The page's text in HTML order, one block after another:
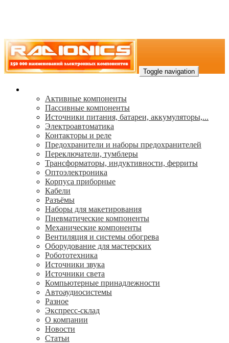
Toggle navigation
Активные компоненты
Пассивные компоненты
Источники питания, батареи, аккумуляторы,...
Электроавтоматика
Контакторы и реле
Предохранители и наборы предохранителей
Переключатели, тумблеры
Трансформаторы, индуктивности, ферриты
Oптоэлектроника
Корпуса приборные
Кабели
Разъёмы
Наборы для макетирования
Пневматические компоненты
Механические компоненты
Вентиляция и системы обогрева
Оборудование для мастерских
Робототехника
Источники звука
Источники света
Компьютерные принадлежности
Автоаудиосистемы
Разное
Экспресс-склад
О компании
Новости
Статьи